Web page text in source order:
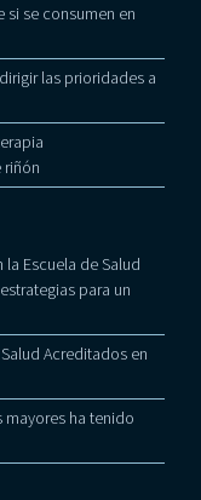
se consumen en
las prioridades a
riñón
la Escuela de Salud
para un
Acreditados en
mayores ha tenido